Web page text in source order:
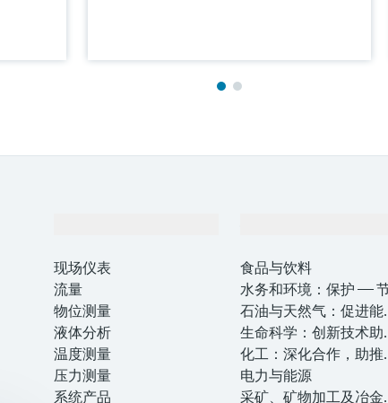
现场仪表
流量
物位测量
液体分析
温度测量
压力测量
系统产品
食品与饮料
水务和环境：保护 ——
—— 提高
石油与天然气：促进能
转型，实现净零目标
生命科学：创新技术助
卓越运营
化工：深化合作，助推
持续成功
电力与能源
采矿、矿物加工及冶金